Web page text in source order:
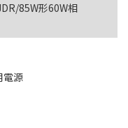
85W形60W相
電源